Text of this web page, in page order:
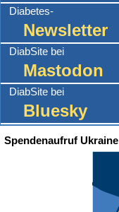
Diabetes-
Newsletter
DiabSite bei
Mastodon
DiabSite bei
Bluesky
Spendenaufruf Ukraine